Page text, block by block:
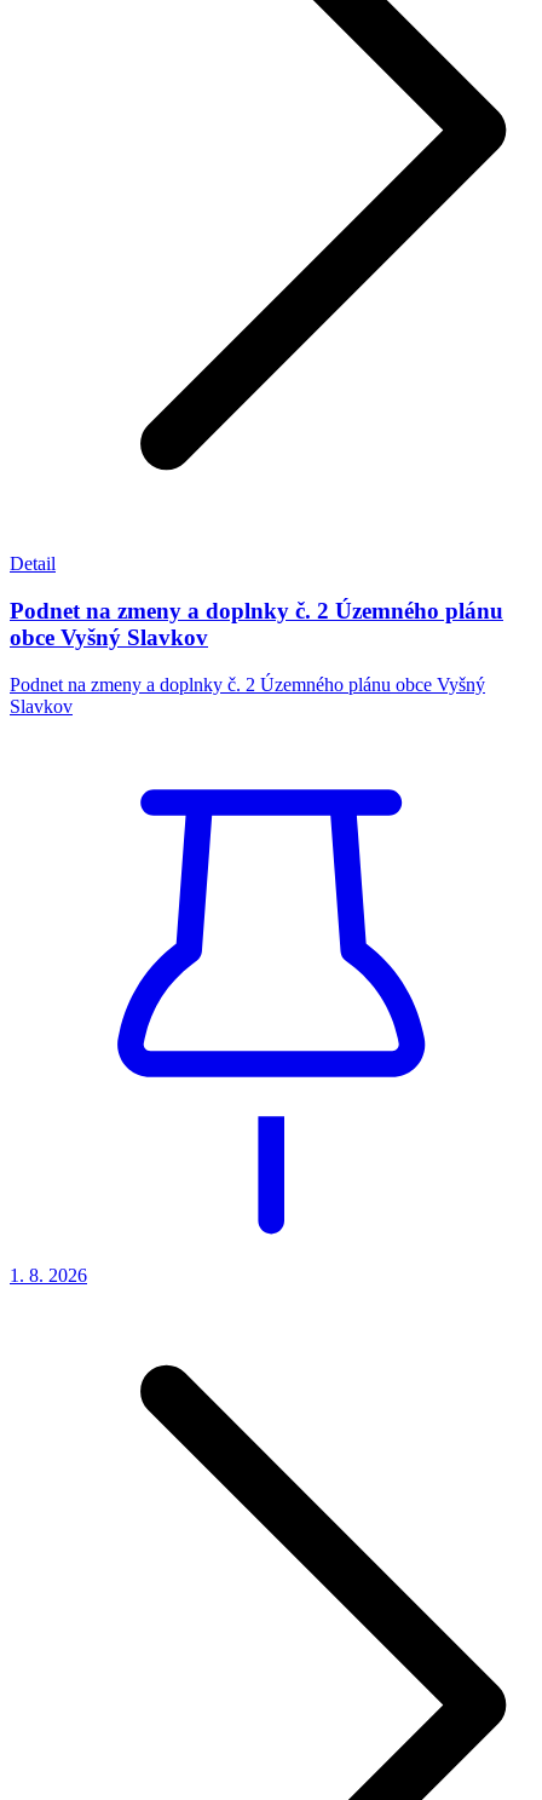
Detail
Podnet na zmeny a doplnky č. 2 Územného plánu
obce Vyšný Slavkov
Podnet na zmeny a doplnky č. 2 Územného plánu obce Vyšný
Slavkov
1. 8. 2026